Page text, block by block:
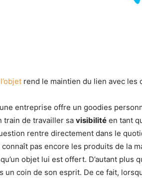
rend le maintien du lien avec les
entreprise offre un goodies
train de travailler sa visibilité en tant
rentre directement dans le
pas encore les produits de la
objet lui est offert. D’autant plus
un coin de son esprit. De ce fait,